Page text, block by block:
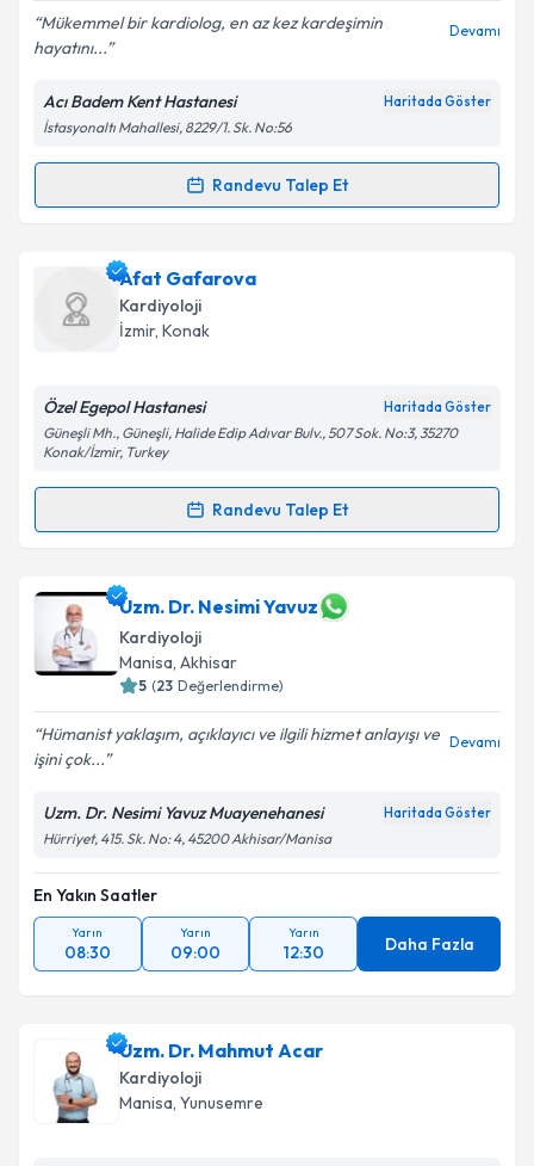
Mükemmel bir kardiolog, en az kez kardeşimin
hayatını...
Devamı
Acı Badem Kent Hastanesi Haritada Göster
İstasyonaltı Mahallesi, 8229/1. Sk. No:56
Randevu Talep Et
Randevu Takvimi Talebi
Uzm. Dr. S. Hamed (Hamit) Moghanchi Zadeh
randevu takvimi talebi oluşturun. Size bu uzmandan
randevu almanız için bir takvim hazırlandığında e-
Kişisel verilerimin işlenmesine ilişkin
Metni'ni okudum ve kişisel verilerimin belirtilen
Takvim Talebini Gönder
Afat Gafarova
Kardiyoloji
İzmir, Konak
Özel Egepol Hastanesi Haritada Göster
Güneşli Mh., Güneşli, Halide Edip Adıvar Bulv., 507 Sok. No:3, 35270
Konak/İzmir, Turkey
Randevu Talep Et
Randevu Takvimi Talebi
Afat Gafarovaiçin randevu takvimi talebi oluşturun.
Size bu uzmandan randevu almanız için bir takvim
hazırlandığında e-posta ile bilgilendireceğiz.
E-posta Adresiniz
Kişisel verilerimin işlenmesine ilişkin
Aydınlatma
Metni'ni okudum ve kişisel verilerimin belirtilen
Takvim Talebini Gönder
Uzm. Dr. Nesimi Yavuz
Kardiyoloji
Manisa, Akhisar
5 (23 Değerlendirme)
Hümanist yaklaşım, açıklayıcı ve ilgili hizmet anlayışı ve
işini çok...
Devamı
Uzm. Dr. Nesimi Yavuz Muayenehanesi Haritada Göster
Hürriyet, 415. Sk. No: 4, 45200 Akhisar/Manisa
En Yakın Saatler
Yarın
08:30
Yarın
09:00
Yarın
12:30 Daha Fazla
Uzm. Dr. Mahmut Acar
Kardiyoloji
Manisa, Yunusemre